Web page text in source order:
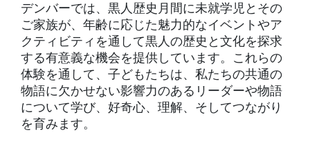
デンバーでは、黒人歴史月間に未就学児とその
ご家族が、年齢に応じた魅力的なイベントやア
クティビティを通して黒人の歴史と文化を探求
する有意義な機会を提供しています。これらの
体験を通して、子どもたちは、私たちの共通の
物語に欠かせない影響力のあるリーダーや物語
について学び、好奇心、理解、そしてつながり
を育みます。